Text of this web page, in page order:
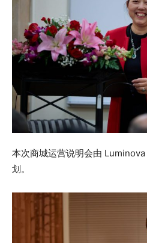
本次商城运营说明会由
划。